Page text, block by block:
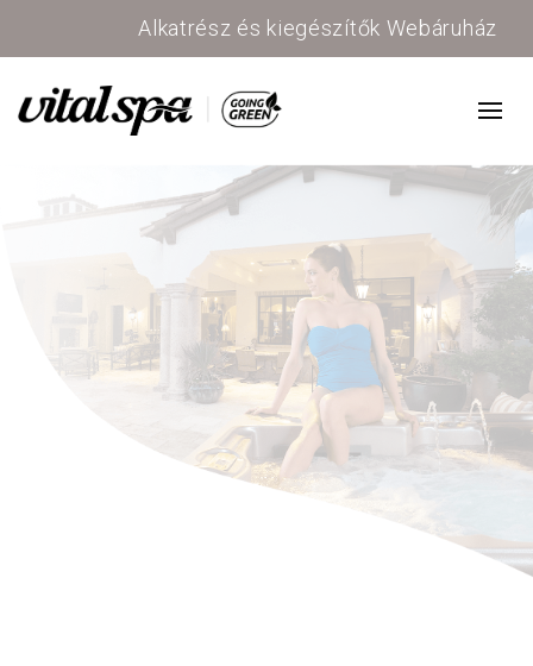
Alkatrész és kiegészítők Webáruház